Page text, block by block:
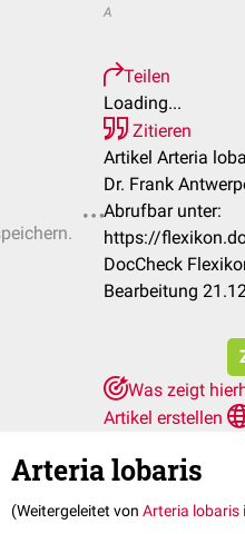
A
Teilen
Loading...
Zitieren
Artikel Arteria
Dr. Frank
Abrufbar unter:
https://
DocCheck
Bearbeitung
Was zeigt
Artikel erstellen
Arteria lobaris
(Weitergeleitet von Arteria lobaris